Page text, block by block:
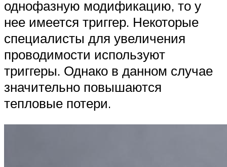
однофазную модификацию, то у
нее имеется триггер. Некоторые
специалисты для увеличения
проводимости используют
триггеры. Однако в данном случае
значительно повышаются
тепловые потери.